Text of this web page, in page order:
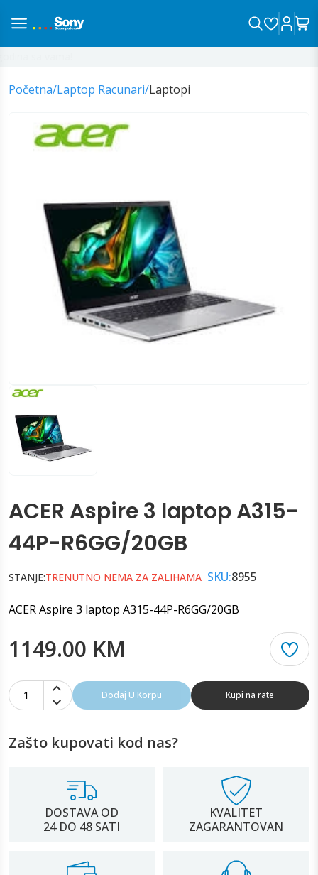
Početna/Laptop Racunari/Laptopi
ACER Aspire 3 laptop A315-
44P-R6GG/20GB
STANJE:TRENUTNO NEMA ZA ZALIHAMA SKU:8955
ACER Aspire 3 laptop A315-44P-R6GG/20GB
1149.00 KM
1 Dodaj U Korpu Kupi na rate
Zašto kupovati kod nas?
DOSTAVA OD
24 DO 48 SATI
KVALITET
ZAGARANTOVAN